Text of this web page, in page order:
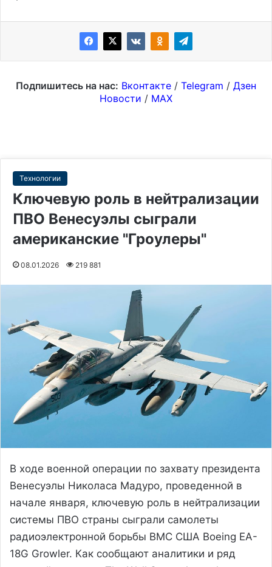
Подпишитесь на нас: Вконтакте / Telegram / Дзен
Новости / MAX